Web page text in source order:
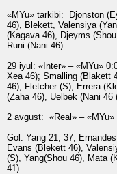
«MYu» tarkibi: Djonston
46), Blekett, Valensiya
(Kagava 46), Djeyms
Runi (Nani 46).
29 iyul: «Inter» – «MYu»
Xea 46); Smalling (Blakett
46), Fletcher (S), Errera
(Zaha 46), Uelbek (Nani 46
2 avgust: «Real» – «MYu»
Gol: Yang 21, 37,
Evans (Blekett 46),
(S), Yang(Shou 46), Mata
41).